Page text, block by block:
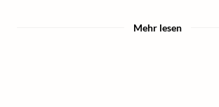
Mehr lesen